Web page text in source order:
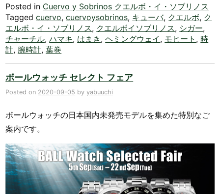
Posted in Cuervo y Sobrinos クエルボ・イ・ソブリノス
Taggedcuervo,cuervoysobrinos, キューバ, クエルボ, ク
エルボ・イ・ソブリノス, クエルボイソブリノス, シガー,
チャーチル,ハマキ, はまき ,ヘミングウェイ , モヒート , 時
計, 腕時計,葉巻
ボールウォッチ セレクト フェア
Posted on 2020-09-05 byyabuuchi
ボールウォッチの日本国内未発売モデルを集めた特別なご
案内です。